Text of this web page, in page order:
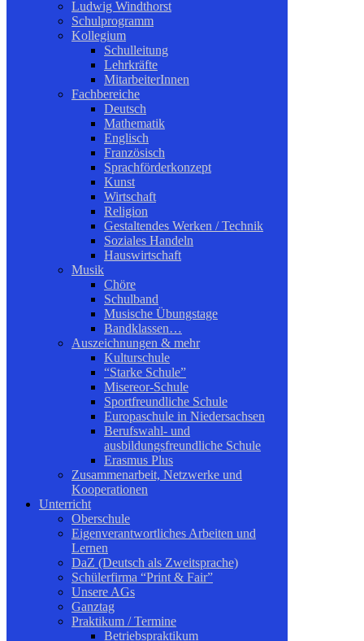
Ludwig Windthorst
Schulprogramm
Kollegium
Schulleitung
Lehrkräfte
MitarbeiterInnen
Fachbereiche
Deutsch
Mathematik
Englisch
Französisch
Sprachförderkonzept
Kunst
Wirtschaft
Religion
Gestaltendes Werken / Technik
Soziales Handeln
Hauswirtschaft
Musik
Chöre
Schulband
Musische Übungstage
Bandklassen…
Auszeichnungen & mehr
Kulturschule
“Starke Schule”
Misereor-Schule
Sportfreundliche Schule
Europaschule in Niedersachsen
Berufswahl- und
ausbildungsfreundliche Schule
Erasmus Plus
Zusammenarbeit, Netzwerke und
Kooperationen
Unterricht
Oberschule
Eigenverantwortliches Arbeiten und
Lernen
DaZ (Deutsch als Zweitsprache)
Schülerfirma “Print & Fair”
Unsere AGs
Ganztag
Praktikum / Termine
Betriebspraktikum